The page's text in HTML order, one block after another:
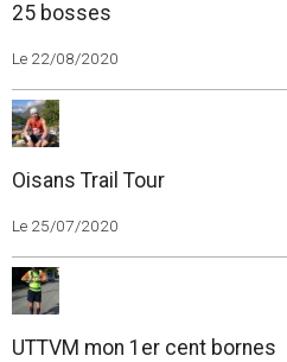
25 bosses
Le 22/08/2020
Oisans Trail Tour
Le 25/07/2020
UTTVM mon 1er cent bornes